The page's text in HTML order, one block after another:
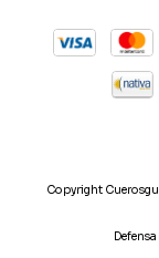
Copyright